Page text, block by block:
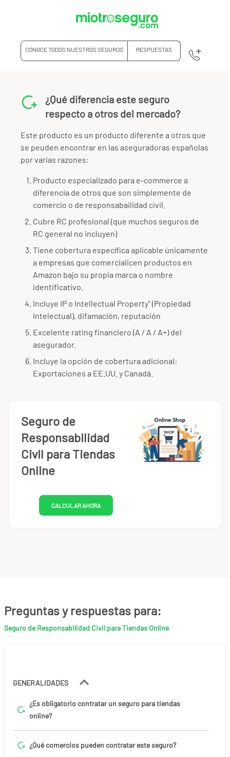
CONOCE TODOS NUESTROS SEGUROS RESPUESTAS
Preguntas y respuestas para:
Seguro de Responsabilidad Civil para Tiendas Online
GENERALIDADES
¿Es obligatorio contratar un seguro para tiendas
online?
¿Qué comercios pueden contratar este seguro?
¿Qué diferencia este seguro
respecto a otros del mercado?
Este producto es un producto diferente a otros que
se peuden encontrar en las aseguradoras españolas
por varias razones:
Producto especializado para e-commerce a
diferencia de otros que son simplemente de
comercio o de responsabailidad civil.
Cubre RC profesional (que muchos seguros de
RC general no incluyen)
Tiene cobertura específica aplicable únicamente
a empresas que comercialicen productos en
Amazon bajo su propia marca o nombre
identificativo.
Incluye IP o Intellectual Property” (Propiedad
Intelectual), difamación, reputación
Excelente rating financiero (A / A / A+) del
asegurador.
Incluye la opción de cobertura adicional:
Exportaciones a EE.UU. y Canadá.
Seguro de
Responsabilidad
Civil para Tiendas
Online
CALCULAR AHORA